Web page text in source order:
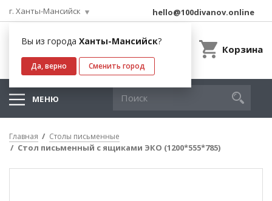
г. Ханты-Мансийск
Вы из города Ханты-Мансийск?
Да, верно Сменить город
hello@100divanov.online
Корзина
МЕНЮ
Главная Столы письменные
Стол письменный с ящиками ЭКО (1200*555*785)